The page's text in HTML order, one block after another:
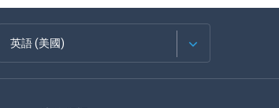
英語 (美國)
法語